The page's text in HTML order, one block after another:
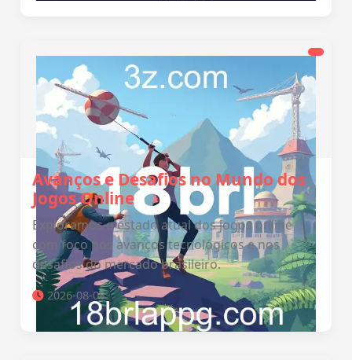
Avanços e Desafios no Mundo dos
Jogos Online
Exploramos o estado atual dos jogos online
com foco nos avanços tecnológicos e nos
desafios do mercado brasileiro.
2026-08-08